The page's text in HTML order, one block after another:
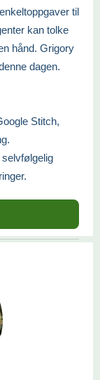
til
kan tolke
hånd. Grigory
dagen.
Stitch,